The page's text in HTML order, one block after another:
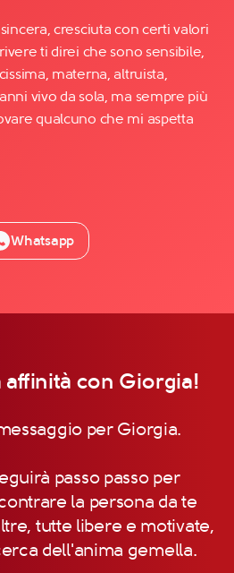
cresciuta con certi valori
ti direi che sono sensibile,
materna, altruista,
vivo da sola, ma sempre più
qualcuno che mi aspetta
Whatsapp
affinità con Giorgia!
per Giorgia.
passo passo per
la persona da te
tutte libere e motivate,
dell'anima gemella.